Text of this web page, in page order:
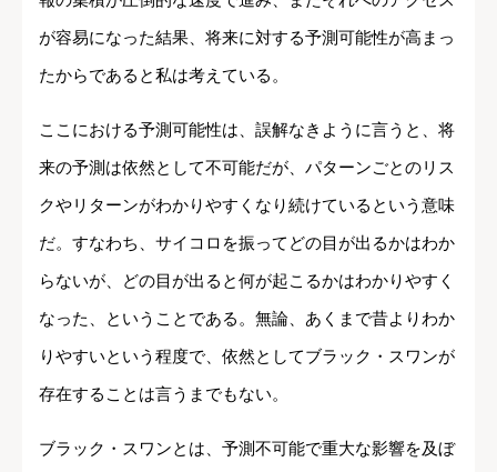
が容易になった結果、将来に対する予測可能性が高まっ
たからであると私は考えている。
ここにおける予測可能性は、誤解なきように言うと、将
来の予測は依然として不可能だが、パターンごとのリス
クやリターンがわかりやすくなり続けているという意味
だ。すなわち、サイコロを振ってどの目が出るかはわか
らないが、どの目が出ると何が起こるかはわかりやすく
なった、ということである。無論、あくまで昔よりわか
りやすいという程度で、依然としてブラック・スワンが
存在することは言うまでもない。
ブラック・スワンとは、予測不可能で重大な影響を及ぼ